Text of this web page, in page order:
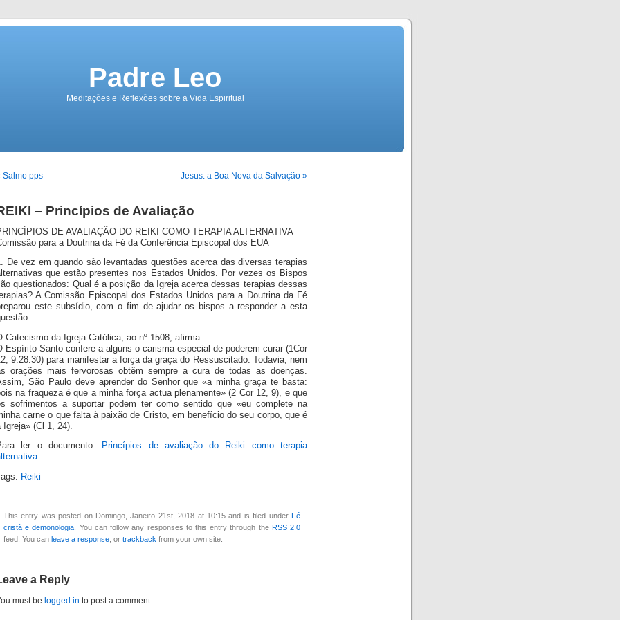
Padre Leo
Meditações e Reflexões sobre a Vida Espiritual
Salmo pps Jesus: a Boa Nova da Salvação »
– Princípios de Avaliação
DE AVALIAÇÃO DO REIKI COMO TERAPIA ALTERNATIVA
para a Doutrina da Fé da Conferência Episcopal dos EUA
De vez em quando são levantadas questões acerca das diversas terapias
que estão presentes nos Estados Unidos. Por vezes os Bispos
questionados: Qual é a posição da Igreja acerca dessas terapias dessas
A Comissão Episcopal dos Estados Unidos para a Doutrina da Fé
este subsídio, com o fim de ajudar os bispos a responder a esta
Catecismo da Igreja Católica, ao nº 1508, afirma:
Espírito Santo confere a alguns o carisma especial de poderem curar (1Cor
9.28.30) para manifestar a força da graça do Ressuscitado. Todavia, nem
orações mais fervorosas obtêm sempre a cura de todas as doenças.
São Paulo deve aprender do Senhor que «a minha graça te basta:
na fraqueza é que a minha força actua plenamente» (2 Cor 12, 9), e que
sofrimentos a suportar podem ter como sentido que «eu complete na
carne o que falta à paixão de Cristo, em benefício do seu corpo, que é
Igreja» (Cl 1, 24).
ler o documento:
Princípios de avaliação do Reiki como terapia
Tags: Reiki
This entry was posted on Domingo, Janeiro 21st, 2018 at 10:15 and is filed under Fé
cristã e demonologia . You can follow any responses to this entry through the RSS 2.0
feed. You can leave a response , or trackback from your own site.
a Reply
must be logged in to post a comment.